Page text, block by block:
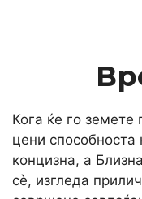
Кога ќе го земете
цени способноста
концизна, а
сè, изгледа